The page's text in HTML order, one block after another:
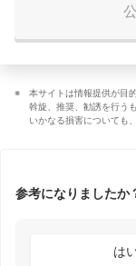
本サイトは情報提供が目
斡旋、推奨、勧誘を行う
いかなる損害についても
参考になりましたか
は